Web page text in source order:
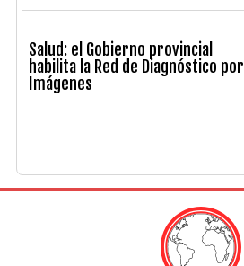
Salud: el Gobierno provincial
habilita la Red de Diagnóstico por
Imágenes